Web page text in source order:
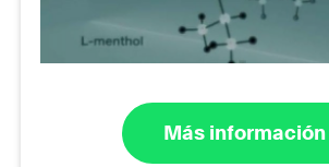
Más información